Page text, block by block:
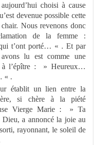
choisi à cause
devenue possible cette
Nous revenons donc
de la femme :
t’ont porté… « . Et par
lu est comme une
à l’épître : » Heureux…
« .
établit un lien entre la
si chère à la piété
Vierge Marie : » Ta
Dieu, a annoncé la joie au
rayonnant, le soleil de